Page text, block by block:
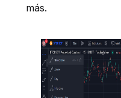
más.